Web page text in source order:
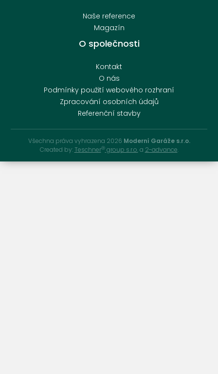
Naše reference
Magazín
O společnosti
Kontakt
O nás
Podmínky použití webového rozhraní
Zpracování osobních údajů
Referenční stavby
Všechna práva vyhrazena 2026 Moderní Garáže s.r.o.
Created by: TeschnerⓇgroup s.r.o.a 2-advance.